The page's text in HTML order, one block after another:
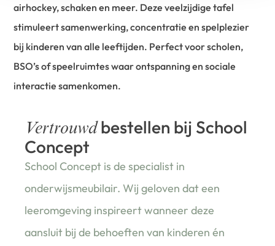
airhockey, schaken en meer. Deze veelzijdige tafel
stimuleert samenwerking, concentratie en spelplezier
bij kinderen van alle leeftijden. Perfect voor scholen,
BSO’s of speelruimtes waar ontspanning en sociale
interactie samenkomen.
Vertrouwdbestellen bij School
Concept
School Concept is de specialist in
onderwijsmeubilair. Wij geloven dat een
leeromgeving inspireert wanneer deze
aansluit bij de behoeften van kinderen én